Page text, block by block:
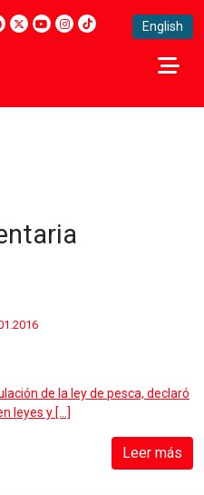
English
de la ley de pesca, declaró
leyes y […]
Leer más